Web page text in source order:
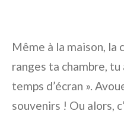
Même à la maison, la
ranges ta chambre,
temps d’écran ».
souvenirs ! Ou alors,